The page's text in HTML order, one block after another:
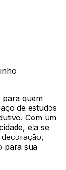
para quem
de estudos
Com um
ela se
para sua